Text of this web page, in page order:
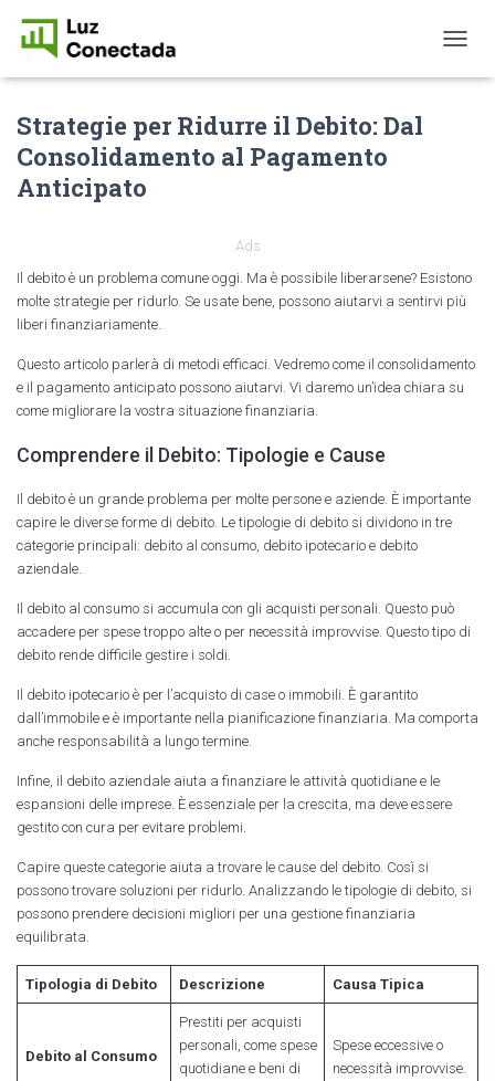
O
A
T
N
Strategie per Ridurre il Debito: Dal
Consolidamento al Pagamento
Anticipato
Ads
Il debito è un problema comune oggi. Ma è possibile liberarsene? Esistono
molte strategie per ridurlo. Se usate bene, possono aiutarvi a sentirvi più
liberi finanziariamente.
Questo articolo parlerà di metodi efficaci. Vedremo come il consolidamento
e il pagamento anticipato possono aiutarvi. Vi daremo un’idea chiara su
come migliorare la vostra situazione finanziaria.
Comprendere il Debito: Tipologie e Cause
Il debito è un grande problema per molte persone e aziende. È importante
capire le diverse forme di debito. Le tipologie di debito si dividono in tre
categorie principali: debito al consumo, debito ipotecario e debito
aziendale.
Il debito al consumo si accumula con gli acquisti personali. Questo può
accadere per spese troppo alte o per necessità improvvise. Questo tipo di
debito rende difficile gestire i soldi.
Il debito ipotecario è per l’acquisto di case o immobili. È garantito
dall’immobile e è importante nella pianificazione finanziaria. Ma comporta
anche responsabilità a lungo termine.
Infine, il debito aziendale aiuta a finanziare le attività quotidiane e le
espansioni delle imprese. È essenziale per la crescita, ma deve essere
gestito con cura per evitare problemi.
Capire queste categorie aiuta a trovare le cause del debito. Così si
possono trovare soluzioni per ridurlo. Analizzando le tipologie di debito, si
possono prendere decisioni migliori per una gestione finanziaria
equilibrata.
Tipologia di Debito Descrizione Causa Tipica
Debito al Consumo
Prestiti per acquisti
personali, come spese
quotidiane e beni di
Spese eccessive o
necessità improvvise.